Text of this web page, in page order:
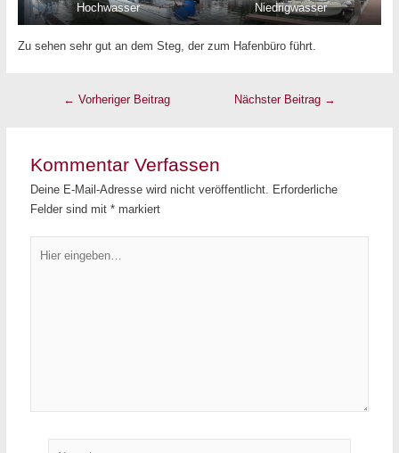
Hochwasser Niedrigwasser
Zu sehen sehr gut an dem Steg, der zum Hafenbüro führt.
← Vorheriger Beitrag Nächster Beitrag →
Kommentar Verfassen
Deine E-Mail-Adresse wird nicht veröffentlicht. Erforderliche
Felder sind mit* markiert
eingeben…